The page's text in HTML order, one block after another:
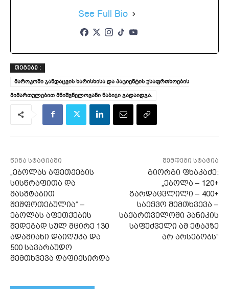
See Full Bio
ᲗᲔᲒᲔᲑᲘ :
მაროკოში ჯანდაცვის ხარისხისა და პაციენტის უსაფრთხოების
მიმართულებით მნიშვნელოვანი ნაბიჯი გადაიდგა.
წინა სტატიაში
„ებოლას აფეთქების
სისწრაფითა და
მასშტაბით
შეშფოთებულია“ –
ებოლას აფეთქების
შედეგად სულ მცირე 130
ადამიანი დაიღუპა და
500 სავარაუდო
შემთხვევა დაფიქსირდა
შემდეგი სტატია
გიორგი ფხაკაძე:
„ებოლა – 120+
გარდაცვლილი – 400+
საეჭვო შემთხვევა –
საქართველოში პანიკის
საფუძველი ამ ეტაპზე
არ არსებობს“